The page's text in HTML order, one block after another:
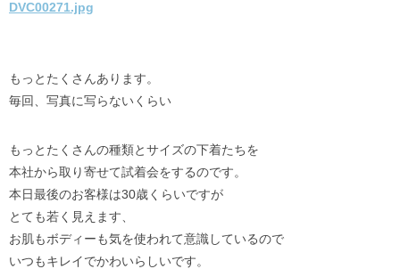
もっとたくさんあります。
毎回、写真に写らないくらい
もっとたくさんの種類とサイズの下着たちを
本社から取り寄せて試着会をするのです。
本日最後のお客様は30歳くらいですが
とても若く見えます、
お肌もボディーも気を使われて意識しているので
いつもキレイでかわいらしいです。